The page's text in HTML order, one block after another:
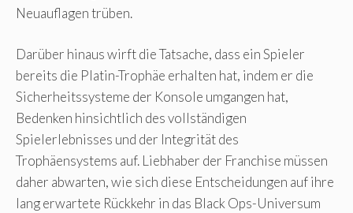
Neuauflagen trüben.
Darüber hinaus wirft die Tatsache, dass ein Spieler
bereits die Platin-Trophäe erhalten hat, indem er die
Sicherheitssysteme der Konsole umgangen hat,
Bedenken hinsichtlich des vollständigen
Spielerlebnisses und der Integrität des
Trophäensystems auf. Liebhaber der Franchise müssen
daher abwarten, wie sich diese Entscheidungen auf ihre
lang erwartete Rückkehr in das Black Ops-Universum